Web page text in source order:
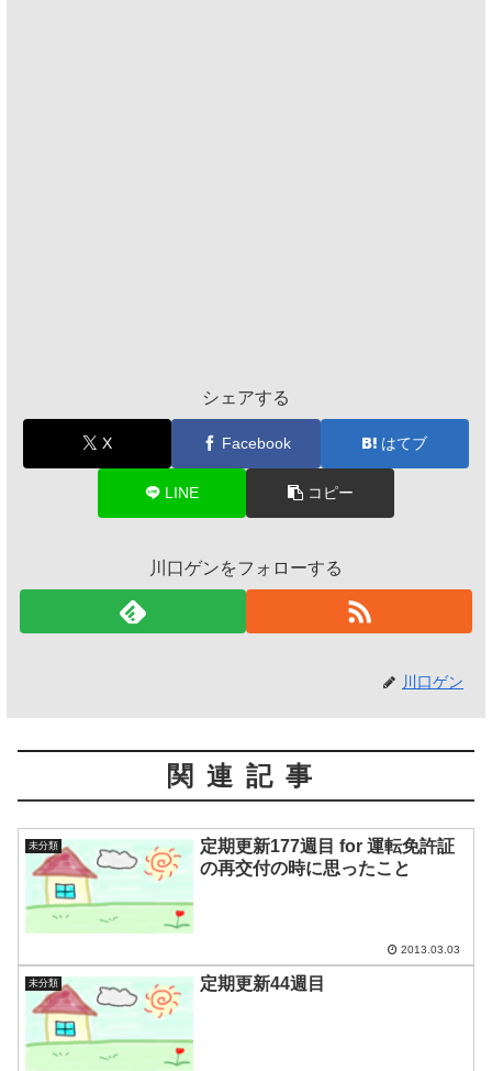
シェアする
X Facebook はてブ
LINE コピー
川口ゲンをフォローする
川口ゲン
関連記事
未分類
定期更新177週目 for 運転免許証
の再交付の時に思ったこと
2013.03.03
未分類 定期更新44週目